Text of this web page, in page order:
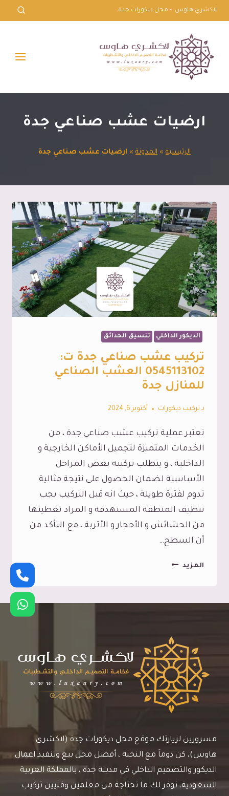
التجاوز
إلى
المحتوى
لاكشري هاوس - محل ديكورات جدة.
ارضيات عشب صناعي جدة
الرئيسية » المدونة » ارضيات عشب صناعي جدة
الديكور الداخلي تنسيق الحدائق
تركيب عشب صناعي جدة ت:
0545113102 العشب الصناعي
للمنازل جدة
بـ تركيب ديكورات أكتوبر 6, 2024
تعتبر عملية تركيب عشب صناعي جدة ، من
الخدمات المتميزة لتجميل الأماكن الخارجية و
الداخلية ، و يتطلب تركيبه بعض المراحل
الأساسية لضمان الحصول على نتيجة مثالية
تدوم لفترة طويلة ، حيث انه قبل التركيب يجب
تنظيف المنطقة المستهدفة و المراد تغطيتها
من الحشائش و الأحجار و الأتربة ، مع التأكد من
أن السطح…
المزيدتركيب
0545113102
العشب
الصناعي
للمنازل
جدة
مسرورين لزيارتك موقع محل ديكورات جدة (لاكشري
هاوس)، كن دوماَ مع النخبة ، أفضل محل بيع وتنفيذ اعمال
الديكور والتصميم الداخلي في مدينة جده ، بالمملكة العربية
السعودية، نوفر لك ما تحتاجة من معلمين وفنيين تركيب